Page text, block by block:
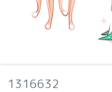
1316632